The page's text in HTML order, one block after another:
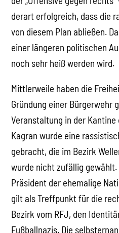
derart erfolgreich, dass die
von diesem Plan abließen.
einer längeren politischen
noch sehr heiß werden wird.
Mittlerweile haben die
Gründung einer Bürgerwehr
Veranstaltung in der
Kagran wurde eine
gebracht, die im Bezirk
wurde nicht zufällig gewählt.
Präsident der ehemalige
gilt als Treffpunkt für die
Bezirk vom RFJ, den
Fußballnazis. Die